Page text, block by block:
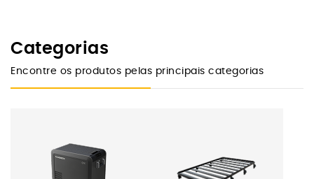
Categorias
Encontre os produtos pelas principais categorias